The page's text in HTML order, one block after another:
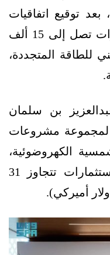
طاقة متجددة في يوليو 2025، بعد توقيع اتفاقيات
لتنفيذ مشروعات ضخمة بقدرات تصل إلى 15 ألف
للطاقة المتجددة،
بن سلمان
لمجموعة مشروعات
الكهروضوئية،
ومشروعين لطاقة الرياح، باستثمارات تتجاوز 31